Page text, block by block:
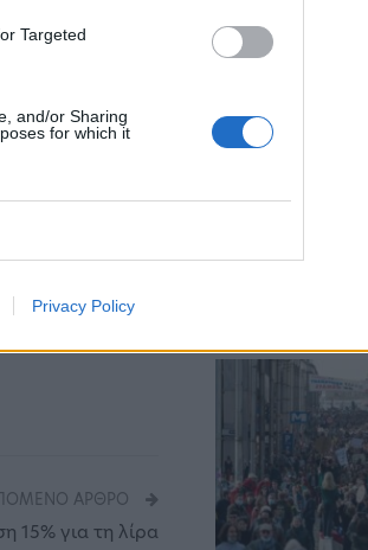
Targeted
and/or Sharing
for which it
Privacy Policy
Ζερμέν θα
σύμφωνα με
ΆΡΘΡΟ
15% για τη λίρα
Άνοιξε η
Market
15:13 - 15